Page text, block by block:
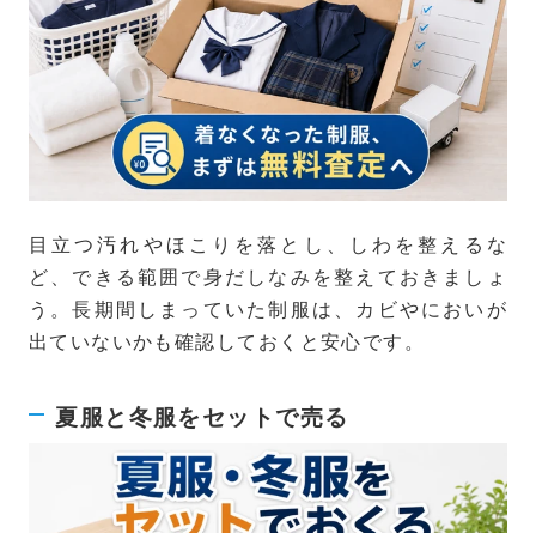
目立つ汚れやほこりを落とし、しわを整えるな
ど、できる範囲で身だしなみを整えておきましょ
う。長期間しまっていた制服は、カビやにおいが
出ていないかも確認しておくと安心です。
夏服と冬服をセットで売る